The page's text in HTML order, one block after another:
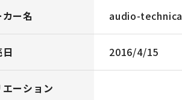
ー名 audio-technica
2016/4/15
ーション